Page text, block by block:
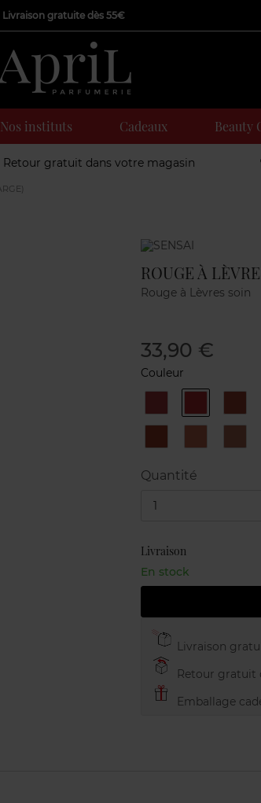
Livraison gratuite dès 55€
Nos instituts Cadeaux Beauty
Retour gratuit dans votre magasin
Marque
ROUGE À
Rouge à Lèvres soin
33,90 €
Couleur
Quantité
1
Livraison
En stock
Livraison
Retour gratuit
Emballage